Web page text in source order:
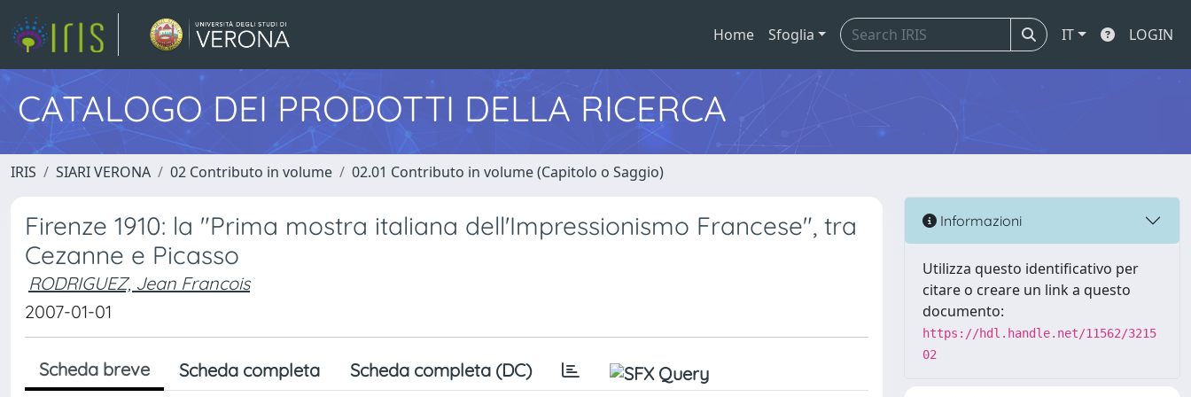
Home Sfoglia IT LOGIN
CATALOGO DEI PRODOTTI DELLA RICERCA
IRIS SIARI VERONA 02 Contributo in volume 02.01 Contributo in volume (Capitolo o Saggio)
Firenze 1910: la "Prima mostra italiana dell'Impressionismo Francese", tra
Cezanne e Picasso
RODRIGUEZ, Jean Francois
2007-01-01
Scheda breve Scheda completa Scheda completa (DC)
Informazioni
Utilizza questo identificativo per
citare o creare un link a questo
documento:
https://hdl.handle.net/11562/3215
02